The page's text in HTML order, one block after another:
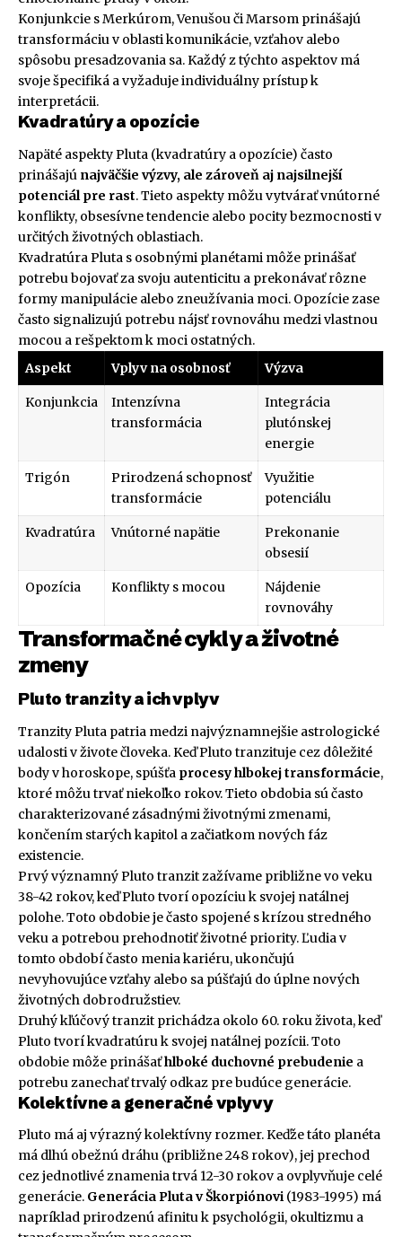
Konjunkcie s Merkúrom, Venušou či Marsom prinášajú
transformáciu v oblasti komunikácie, vzťahov alebo
spôsobu presadzovania sa. Každý z týchto aspektov má
svoje špecifiká a vyžaduje individuálny prístup k
interpretácii.
Kvadratúry a opozície
Napäté aspekty Pluta (kvadratúry a opozície) často
prinášajú najväčšie výzvy, ale zároveň aj najsilnejší
potenciál pre rast. Tieto aspekty môžu vytvárať vnútorné
konflikty, obsesívne tendencie alebo pocity bezmocnosti v
určitých životných oblastiach.
Kvadratúra Pluta s osobnými planétami môže prinášať
potrebu bojovať za svoju autenticitu a prekonávať rôzne
formy manipulácie alebo zneužívania moci. Opozície zase
často signalizujú potrebu nájsť rovnováhu medzi vlastnou
mocou a rešpektom k moci ostatných.
Aspekt
Vplyv na osobnosť Výzva
Konjunkcia
Intenzívna
transformácia
Integrácia
plutónskej
energie
Trigón
Prirodzená schopnosť
transformácie
Využitie
potenciálu
Kvadratúra Vnútorné napätie
Prekonanie
obsesií
Opozícia Konflikty s mocou
Nájdenie
rovnováhy
Transformačné cykly a životné
zmeny
Pluto tranzity a ich vplyv
Tranzity Pluta patria medzi najvýznamnejšie astrologické
udalosti v živote človeka. Keď Pluto tranzituje cez dôležité
body v horoskope, spúšťa procesy hlbokej transformácie,
ktoré môžu trvať niekoľko rokov. Tieto obdobia sú často
charakterizované zásadnými životnými zmenami,
končením starých kapitol a začiatkom nových fáz
existencie.
Prvý významný Pluto tranzit zažívame približne vo veku
38-42 rokov, keď Pluto tvorí opozíciu k svojej natálnej
polohe. Toto obdobie je často spojené s krízou stredného
veku a potrebou prehodnotiť životné priority. Ľudia v
tomto období často menia kariéru, ukončujú
nevyhovujúce vzťahy alebo sa púšťajú do úplne nových
životných dobrodružstiev.
Druhý kľúčový tranzit prichádza okolo 60. roku života, keď
Pluto tvorí kvadratúru k svojej natálnej pozícii. Toto
obdobie môže prinášaťhlboké duchovné prebudenie a
potrebu zanechať trvalý odkaz pre budúce generácie.
Kolektívne a generačné vplyvy
Pluto má aj výrazný kolektívny rozmer. Keďže táto planéta
má dlhú obežnú dráhu (približne 248 rokov), jej prechod
cez jednotlivé znamenia trvá 12-30 rokov a ovplyvňuje celé
generácie. Generácia Pluta v Škorpiónovi (1983-1995) má
napríklad prirodzenú afinitu k psychológii, okultizmu a